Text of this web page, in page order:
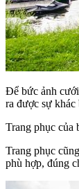
Để bức ảnh cưới
ra được sự khác
Trang phục của
Trang phục
phù hợp, đúng